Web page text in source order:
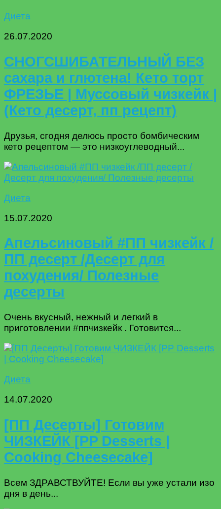
Диета
26.07.2020
СНОГСШИБАТЕЛЬНЫЙ БЕЗ
сахара и глютена! Кето торт
ФРЕЗЬЕ | Муссовый чизкейк |
(Кето десерт, пп рецепт)
Друзья, сгодня делюсь просто бомбическим
кето рецептом — это низкоуглеводный...
Диета
15.07.2020
Апельсиновый #ПП чизкейк /
ПП десерт /Десерт для
похудения/ Полезные
десерты
Очень вкусный, нежный и легкий в
приготовлении #ппчизкейк . Готовится...
Диета
14.07.2020
[ПП Десерты] Готовим
ЧИЗКЕЙК [PP Desserts |
Cooking Cheesecake]
Всем ЗДРАВСТВУЙТЕ! Если вы уже устали изо
дня в день...